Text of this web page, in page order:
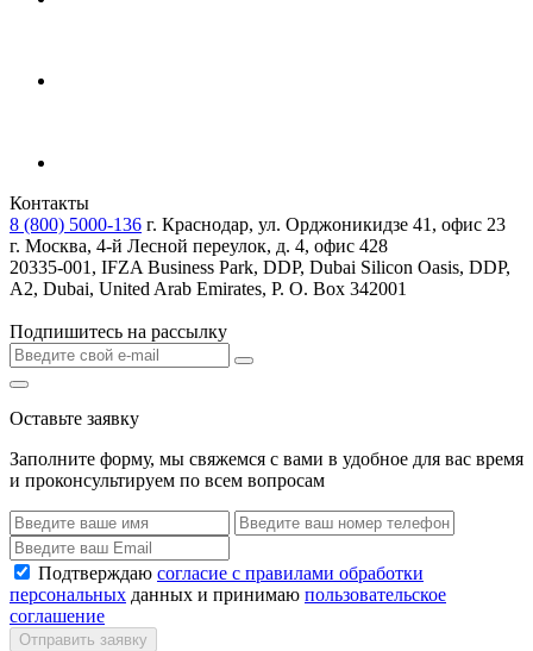
Контакты
8 (800) 5000-136 г. Краснодар, ул. Орджоникидзе 41, офис 23
г. Москва, 4-й Лесной переулок, д. 4, офис 428
20335-001, IFZA Business Park, DDP, Dubai Silicon Oasis, DDP,
A2, Dubai, United Arab Emirates, P. O. Box 342001
Подпишитесь на рассылку
Оставьте заявку
Заполните форму, мы свяжемся с вами в удобное для вас время
и проконсультируем по всем вопросам
Подтверждаю согласие с правилами обработки
персональных данных и принимаю пользовательское
соглашение
Отправить заявку